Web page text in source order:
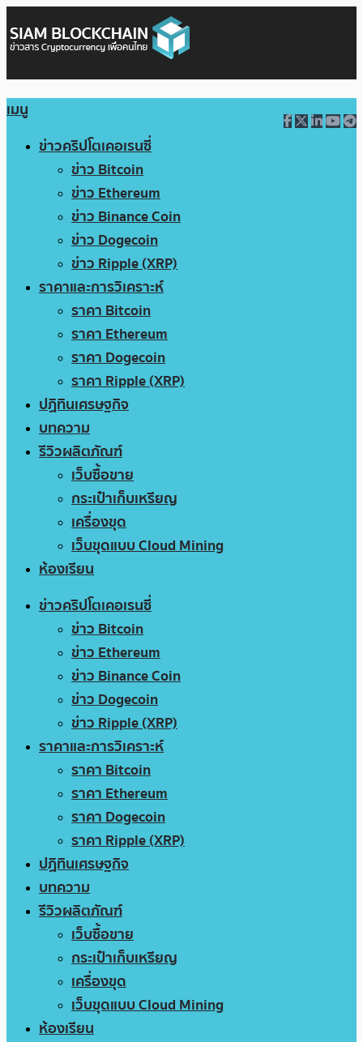
เมนู
ข่าวคริปโตเคอเรนซี่
ข่าว Bitcoin
ข่าว Ethereum
ข่าว Binance Coin
ข่าว Dogecoin
ข่าว Ripple (XRP)
ราคาและการวิเคราะห์
ราคา Bitcoin
ราคา Ethereum
ราคา Dogecoin
ราคา Ripple (XRP)
ปฏิทินเศรษฐกิจ
บทความ
รีวิวผลิตภัณฑ์
เว็บซื้อขาย
กระเป๋าเก็บเหรียญ
เครื่องขุด
เว็บขุดแบบ Cloud Mining
ห้องเรียน
ข่าวคริปโตเคอเรนซี่
ข่าว Bitcoin
ข่าว Ethereum
ข่าว Binance Coin
ข่าว Dogecoin
ข่าว Ripple (XRP)
ราคาและการวิเคราะห์
ราคา Bitcoin
ราคา Ethereum
ราคา Dogecoin
ราคา Ripple (XRP)
ปฏิทินเศรษฐกิจ
บทความ
รีวิวผลิตภัณฑ์
เว็บซื้อขาย
กระเป๋าเก็บเหรียญ
เครื่องขุด
เว็บขุดแบบ Cloud Mining
ห้องเรียน